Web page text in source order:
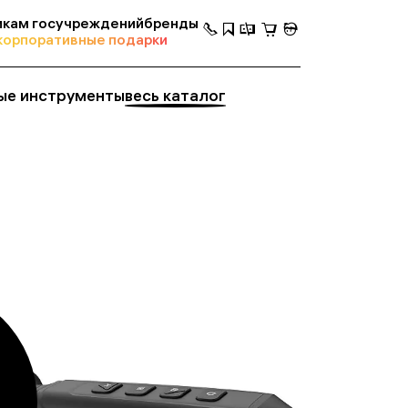
госучрежденийбренды
подарки
инструментывесь каталог